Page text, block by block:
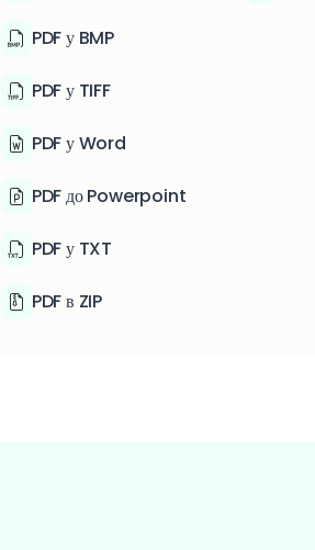
PDF у BMP
PDF у TIFF
PDF у Word
PDF до Powerpoint
PDF у TXT
PDF в ZIP